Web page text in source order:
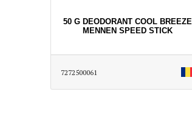
50 G DEODORANT COOL BREEZE
MENNEN SPEED STICK
7272500061